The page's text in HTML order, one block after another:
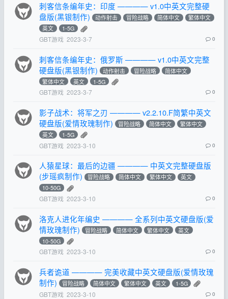
刺客信条编年史：印度 ———— v1.0中英文完整硬
盘版(黑银制作)
动作射击 冒险战略 简体中文
繁体中文
英文
1-5G
GBT游戏 2023-3-7 0
刺客信条编年史：俄罗斯 ———— v1.0中英文完整
硬盘版(黑银制作)
动作射击 冒险战略
简体中文
繁体中文
英文 1-5G
GBT游戏 2023-3-7 0
影子战术：将军之刃 ———— v2.2.10.F简繁中英文
硬盘版(爱情玫瑰制作)
冒险战略 简体中文
繁体中文
英文
1-5G
GBT游戏 2023-3-10 0
人猿星球：最后的边疆 ———— 中英文完整硬盘版
(步瑶疯制作)
冒险战略 简体中文 繁体中文
英文
10-50G
GBT游戏 2023-3-10 0
洛克人进化年编史 ———— 全系列中英文硬盘版(爱
情玫瑰制作)
冒险战略 简体中文 繁体中文
英文
10-50G
GBT游戏 2023-3-10 0
兵者诡道 ———— 完美收藏中英文硬盘版(爱情玫瑰
制作)
冒险战略 简体中文 繁体中文 英文 1-5G
GBT游戏 2023-3-10 0